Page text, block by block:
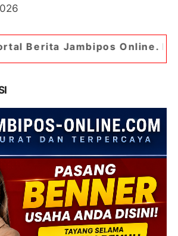
Online. Portal Berita